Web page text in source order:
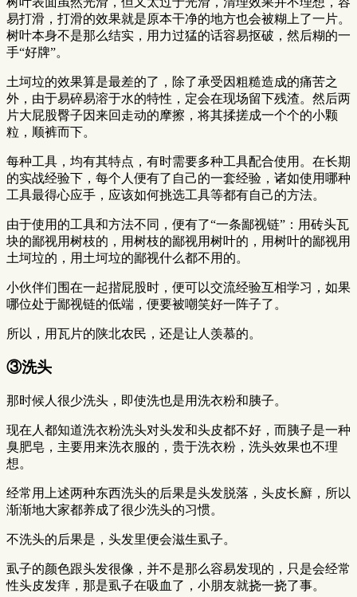
易打滑，打滑的效果就是原本干净的地方也会被糊上了一片。
树叶本身不是那么结实，用力过猛的话容易抠破，然后糊的一
手“好牌”。
土坷垃的效果算是最差的了，除了承受因粗糙造成的痛苦之
外，由于易碎易溶于水的特性，定会在现场留下残渣。然后两
片大屁股臀子因来回走动的摩擦，将其揉搓成一个个的小颗
粒，顺裤而下。
每种工具，均有其特点，有时需要多种工具配合使用。在长期
的实战经验下，每个人便有了自己的一套经验，诸如使用哪种
工具最得心应手，应该如何挑选工具等都有自己的方法。
由于使用的工具和方法不同，便有了“一条鄙视链”：用砖头瓦
块的鄙视用树枝的，用树枝的鄙视用树叶的，用树叶的鄙视用
土坷垃的，用土坷垃的鄙视什么都不用的。
小伙伴们围在一起揩屁股时，便可以交流经验互相学习，如果
哪位处于鄙视链的低端，便要被嘲笑好一阵子了。
所以，用瓦片的陕北农民，还是让人羡慕的。
③洗头
那时候人很少洗头，即使洗也是用洗衣粉和胰子。
现在人都知道洗衣粉洗头对头发和头皮都不好，而胰子是一种
臭肥皂，主要用来洗衣服的，贵于洗衣粉，洗头效果也不理
想。
经常用上述两种东西洗头的后果是头发脱落，头皮长廯，所以
渐渐地大家都养成了很少洗头的习惯。
不洗头的后果是，头发里便会滋生虱子。
虱子的颜色跟头发很像，并不是那么容易发现的，只是会经常
性头皮发痒，那是虱子在吸血了，小朋友就挠一挠了事。